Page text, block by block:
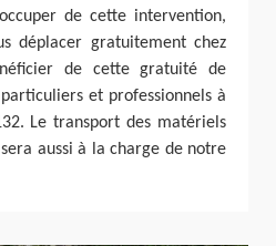
de cette intervention,
déplacer gratuitement chez
de cette gratuité de
et professionnels à
Le transport des matériels
aussi à la charge de notre